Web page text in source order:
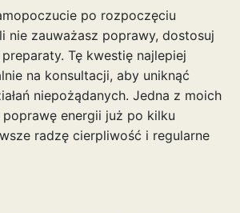
po rozpoczęciu
nie zauważasz poprawy, dostosuj
Tę kwestię najlepiej
na konsultacji, aby uniknąć
niepożądanych. Jedna z moich
poprawę energii już po kilku
radzę cierpliwość i regularne